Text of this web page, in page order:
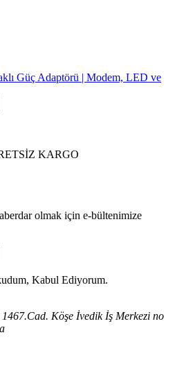
Güç Adaptörü | Modem, LED ve
KARGO
olmak için e-bültenimize
Kabul Ediyorum.
Köşe İvedik İş Merkezi no